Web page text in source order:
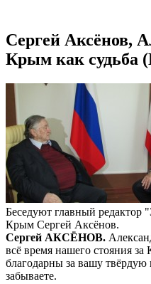
Сергей Аксёнов,
Крым как судьба
Беседуют главный редактор
Крым Сергей Аксёнов.
Сергей АКСЁНОВ.
всё время нашего стояния
благодарны за вашу
забываете.